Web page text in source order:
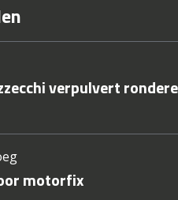
verpulvert
motorfix